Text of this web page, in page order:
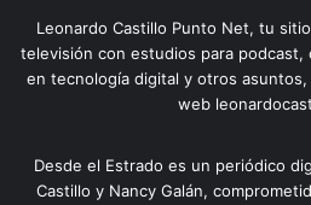
Leonardo Castillo Punto Net, tu
televisión con estudios para podcast,
en tecnología digital y otros
web
Desde el Estrado es un periódico
Castillo y Nancy Galán,